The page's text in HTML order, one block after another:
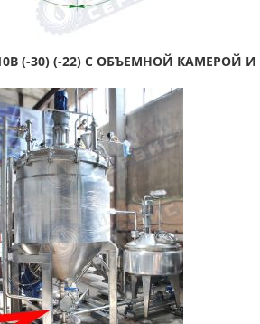
(-30) (-22) С ОБЪЕМНОЙ КАМЕРОЙ И